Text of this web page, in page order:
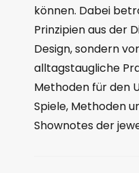
können. Dabei
Prinzipien aus der
Design, sondern
alltagstaugliche
Methoden für den
Spiele, Methoden
Shownotes der